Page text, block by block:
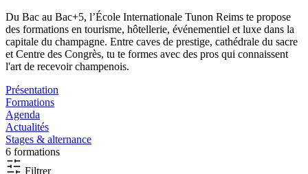
Du Bac au Bac+5, l’École Internationale Tunon Reims te propose
des formations en tourisme, hôtellerie, événementiel et luxe dans la
capitale du champagne. Entre caves de prestige, cathédrale du sacre
et Centre des Congrès, tu te formes avec des pros qui connaissent
l'art de recevoir champenois.
Présentation
Formations
Agenda
Actualités
Stages & alternance
6 formations
Filtrer